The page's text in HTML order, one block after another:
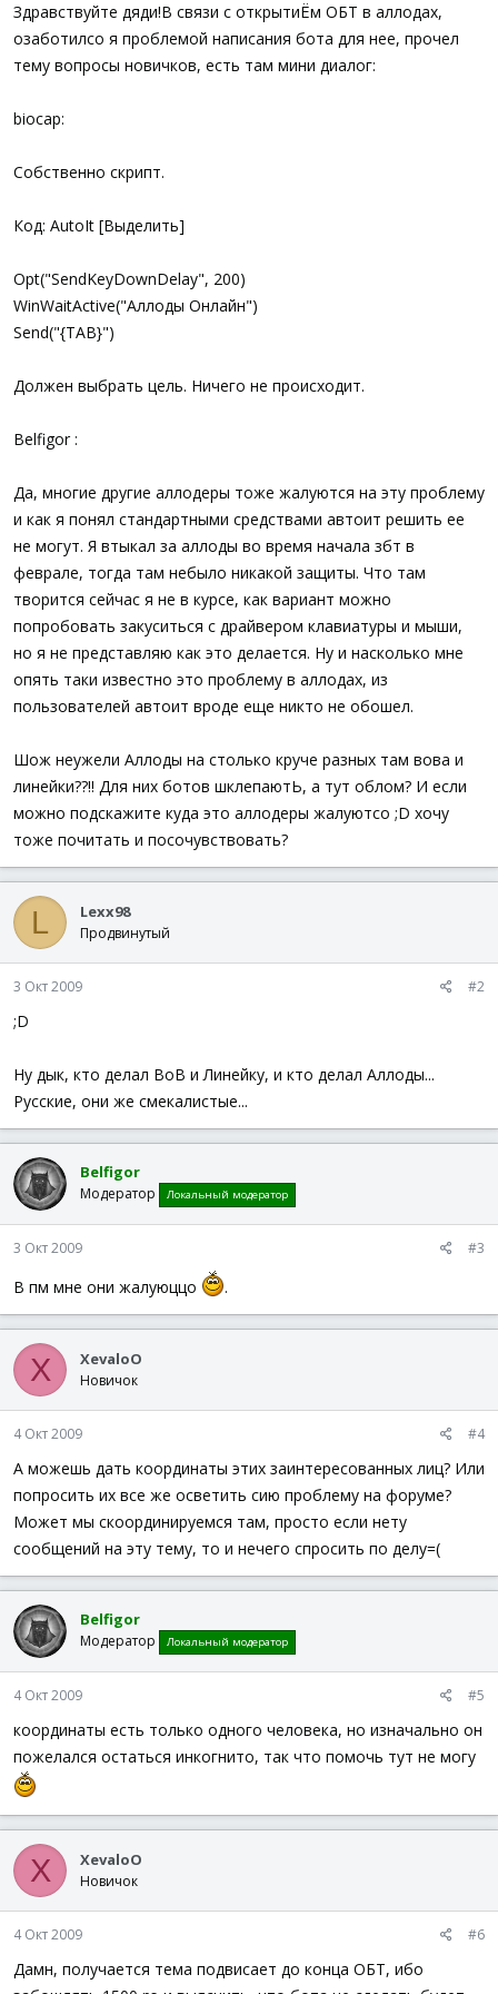
а
Здравствуйте дяди!В связи с открытиЁм ОБТ в аллодах,
озаботилсо я проблемой написания бота для нее, прочел
тему вопросы новичков, есть там мини диалог:
biocap:
Собственно скрипт.
Код: AutoIt [Выделить]
Opt("SendKeyDownDelay", 200)
WinWaitActive("Аллоды Онлайн")
Send("{TAB}")
Должен выбрать цель. Ничего не происходит.
Belfigor :
Да, многие другие аллодеры тоже жалуются на эту проблему
и как я понял стандартными средствами автоит решить ее
не могут. Я втыкал за аллоды во время начала збт в
феврале, тогда там небыло никакой защиты. Что там
творится сейчас я не в курсе, как вариант можно
попробовать закуситься с драйвером клавиатуры и мыши,
но я не представляю как это делается. Ну и насколько мне
опять таки известно это проблему в аллодах, из
пользователей автоит вроде еще никто не обошел.
Шож неужели Аллоды на столько круче разных там вова и
линейки??!! Для них ботов шклепаютЬ, а тут облом? И если
можно подскажите куда это аллодеры жалуютсо ;D хочу
тоже почитать и посочувствовать?
L Lexx98
Продвинутый
3 Окт 2009 #2
;D
Ну дык, кто делал ВоВ и Линейку, и кто делал Аллоды...
Русские, они же смекалистые...
Belfigor
Модератор Локальный модератор
3 Окт 2009 #3
В пм мне они жалуюццо .
X XevaloO
Новичок
4 Окт 2009 #4
А можешь дать координаты этих заинтересованных лиц? Или
попросить их все же осветить сию проблему на форуме?
Может мы скоординируемся там, просто если нету
сообщений на эту тему, то и нечего спросить по делу=(
Belfigor
Модератор Локальный модератор
4 Окт 2009 #5
координаты есть только одного человека, но изначально он
пожелался остаться инкогнито, так что помочь тут не могу
X XevaloO
Новичок
4 Окт 2009 #6
Дамн, получается тема подвисает до конца ОБТ, ибо